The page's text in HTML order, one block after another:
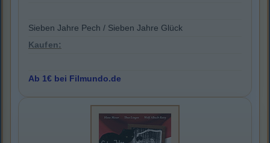
Sieben Jahre Pech / Sieben Jahre Glück
Kaufen:
Ab 1€ bei Filmundo.de